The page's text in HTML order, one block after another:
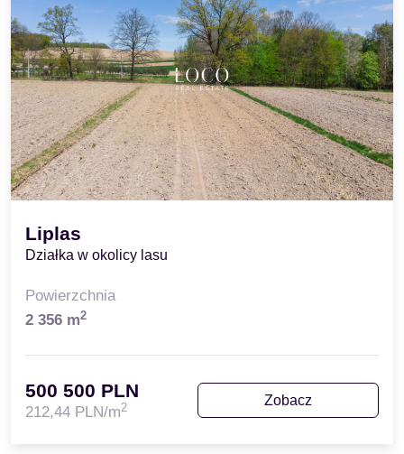
Liplas
Działka w okolicy lasu
Powierzchnia
2 356 m2
500 500 PLN
212,44 PLN/m2 Zobacz